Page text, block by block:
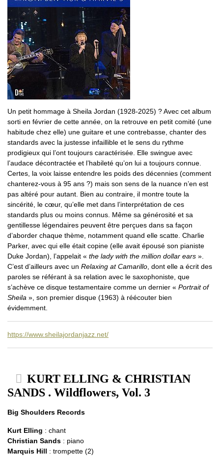
Un petit hommage à Sheila Jordan (1928-2025) ? Avec cet album
sorti en février de cette année, on la retrouve en petit comité (une
habitude chez elle) une guitare et une contrebasse, chanter des
standards avec la justesse infaillible et le sens du rythme
prodigieux qui l’ont toujours caractérisée. Elle swingue avec
l’audace décontractée et l’habileté qu’on lui a toujours connue.
Certes, la voix laisse entendre les poids des décennies (comment
chanterez-vous à 95 ans ?) mais son sens de la nuance n’en est
pas altéré pour autant. Bien au contraire, il montre toute la
sincérité, le cœur, qu’elle met dans l’interprétation de ces
standards plus ou moins connus. Même sa générosité et sa
gentillesse légendaires peuvent être perçues dans sa façon
d’aborder chaque thème, notamment quand elle scatte. Charlie
Parker, avec qui elle était copine (elle avait épousé son pianiste
Duke Jordan), l’appelait « the lady with the million dollar ears ».
C’est d’ailleurs avec un Relaxing at Camarillo , dont elle a écrit des
paroles se référant à sa relation avec le saxophoniste, que
s’achève ce disque testamentaire comme un dernier « Portrait of
Sheila », son premier disque (1963) à réécouter bien
évidemment.
https://www.sheilajordanjazz.net/
KURT ELLING & CHRISTIAN
SANDS . Wildflowers, Vol. 3
Big Shoulders Records
Kurt Elling : chant
Christian Sands : piano
Marquis Hill : trompette (2)